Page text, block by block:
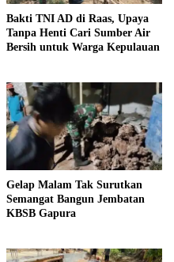
Bakti TNI AD di Raas, Upaya
Tanpa Henti Cari Sumber Air
Bersih untuk Warga Kepulauan
Gelap Malam Tak Surutkan
Semangat Bangun Jembatan
KBSB Gapura